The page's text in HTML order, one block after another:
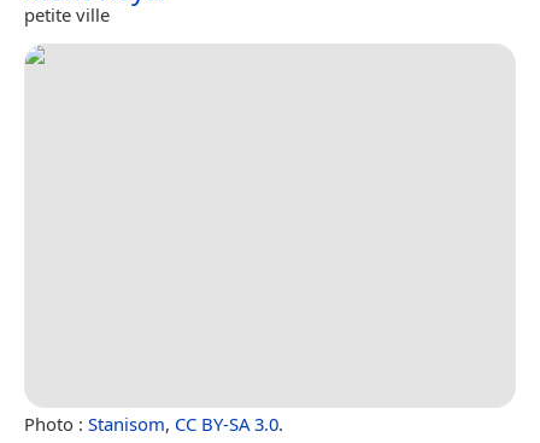
petite ville
Photo : Stanisom, CC BY-SA 3.0.